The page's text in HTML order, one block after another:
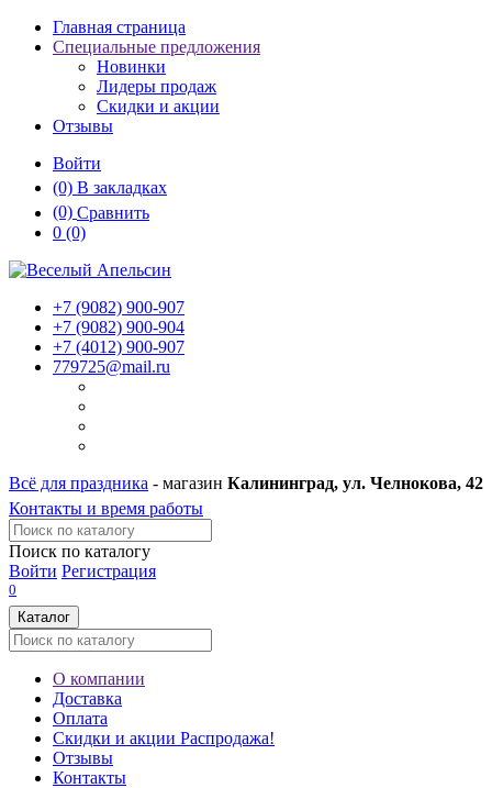
Главная страница
Специальные предложения
Новинки
Лидеры продаж
Скидки и акции
Отзывы
Войти
(0) В закладках
(0) Сравнить
0 (0)
+7 (9082) 900-907
+7 (9082) 900-904
+7 (4012) 900-907
779725@mail.ru
Всё для праздника - магазин Калининград, ул. Челнокова, 42
Контакты и время работы
Поиск по каталогу
Войти Регистрация
0
Каталог
О компании
Доставка
Оплата
Скидки и акции Распродажа!
Отзывы
Контакты